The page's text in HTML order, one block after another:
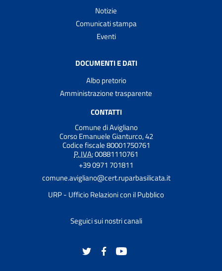
Notizie
Comunicati stampa
Eventi
DOCUMENTI E DATI
Albo pretorio
Amministrazione trasparente
CONTATTI
Comune di Avigliano
Corso Emanuele Gianturco, 42
Codice fiscale 80001750761
P. IVA:00881110761
+39 0971 701811
comune.avigliano@cert.ruparbasilicata.it
URP - Ufficio Relazioni con il Pubblico
Seguici sui nostri canali